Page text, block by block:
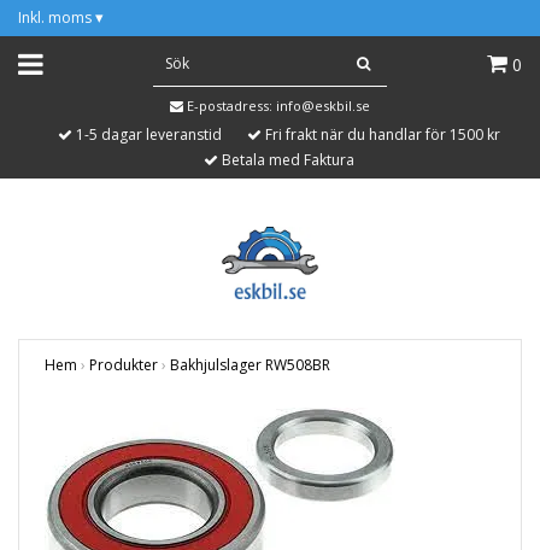
Inkl. moms ▾
0
E-postadress: info@eskbil.se
1-5 dagar leveranstid
Fri frakt när du handlar för 1500 kr
Betala med Faktura
Hem › Produkter› Bakhjulslager RW508BR